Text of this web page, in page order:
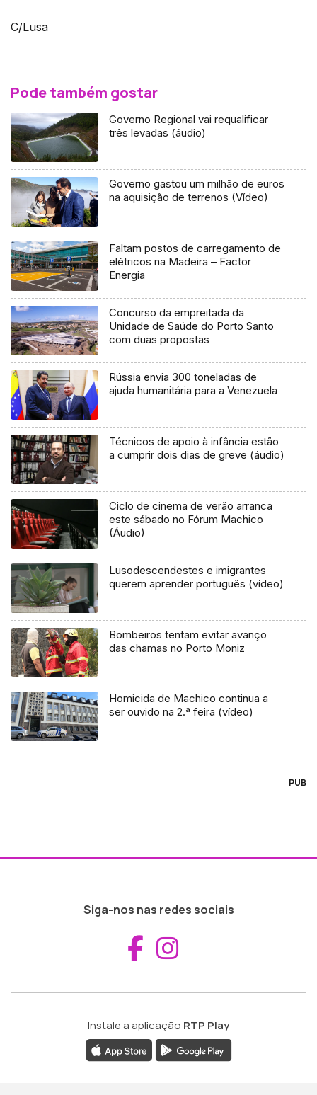
C/Lusa
Pode também gostar
Governo Regional vai requalificar
três levadas (áudio)
Governo gastou um milhão de euros
na aquisição de terrenos (Vídeo)
Faltam postos de carregamento de
elétricos na Madeira – Factor
Energia
Concurso da empreitada da
Unidade de Saúde do Porto Santo
com duas propostas
Rússia envia 300 toneladas de
ajuda humanitária para a Venezuela
Técnicos de apoio à infância estão
a cumprir dois dias de greve (áudio)
Ciclo de cinema de verão arranca
este sábado no Fórum Machico
(Áudio)
Lusodescendestes e imigrantes
querem aprender português (vídeo)
Bombeiros tentam evitar avanço
das chamas no Porto Moniz
Homicida de Machico continua a
ser ouvido na 2.ª feira (vídeo)
PUB
Siga-nos nas redes sociais
Aceder ao
Instale a aplicação RTP Play